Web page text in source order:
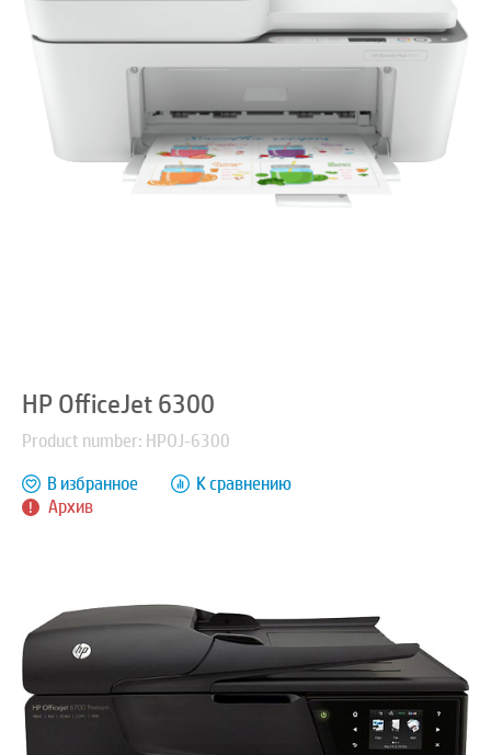
HP OfficeJet 6300
Product number: HPOJ-6300
Архив
В избранное К сравнению